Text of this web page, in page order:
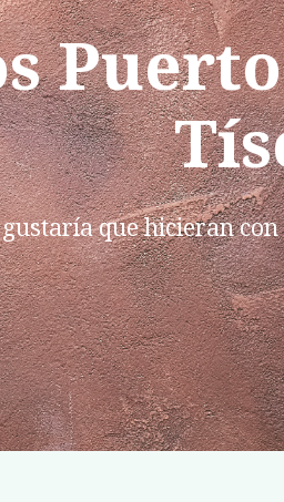
que hicieran